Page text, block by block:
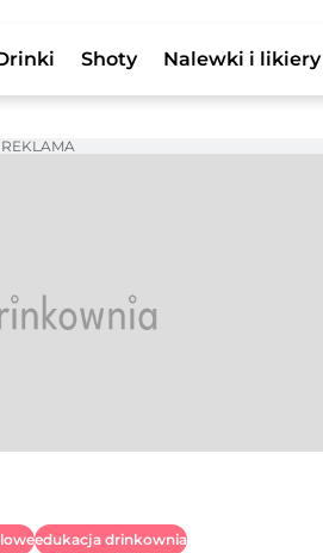
Shoty Nalewki i likiery
REKLAMA
edukacja drinkownia